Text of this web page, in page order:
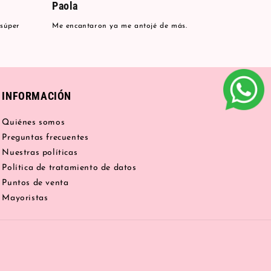
Paola
Me encantaron ya me antojé de más.
INFORMACIÓN
Quiénes somos
Preguntas frecuentes
Nuestras políticas
Política de tratamiento de datos
Puntos de venta
Mayoristas